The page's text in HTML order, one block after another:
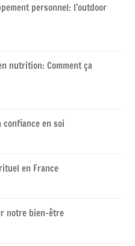
personnel: l’outdoor
nutrition: Comment ça
en soi
en France
notre bien-être